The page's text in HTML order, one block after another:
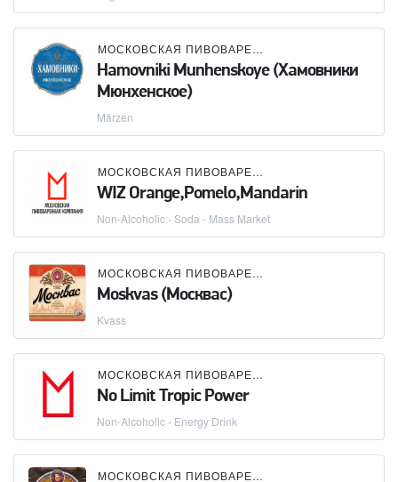
МОСКОВСКАЯ ПИВОВАРЕННАЯ КОМПАНИЯ (МПК)
Hamovniki Munhenskoye (Хамовники
Мюнхенское)
Märzen
МОСКОВСКАЯ ПИВОВАРЕННАЯ КОМПАНИЯ (МПК)
WIZ Orange,Pomelo,Mandarin
Non-Alcoholic - Soda - Mass Market
МОСКОВСКАЯ ПИВОВАРЕННАЯ КОМПАНИЯ (МПК)
Moskvas (Москвас)
Kvass
МОСКОВСКАЯ ПИВОВАРЕННАЯ КОМПАНИЯ (МПК)
No Limit Tropic Power
Non-Alcoholic - Energy Drink
МОСКОВСКАЯ ПИВОВАРЕННАЯ КОМПАНИЯ (МПК)